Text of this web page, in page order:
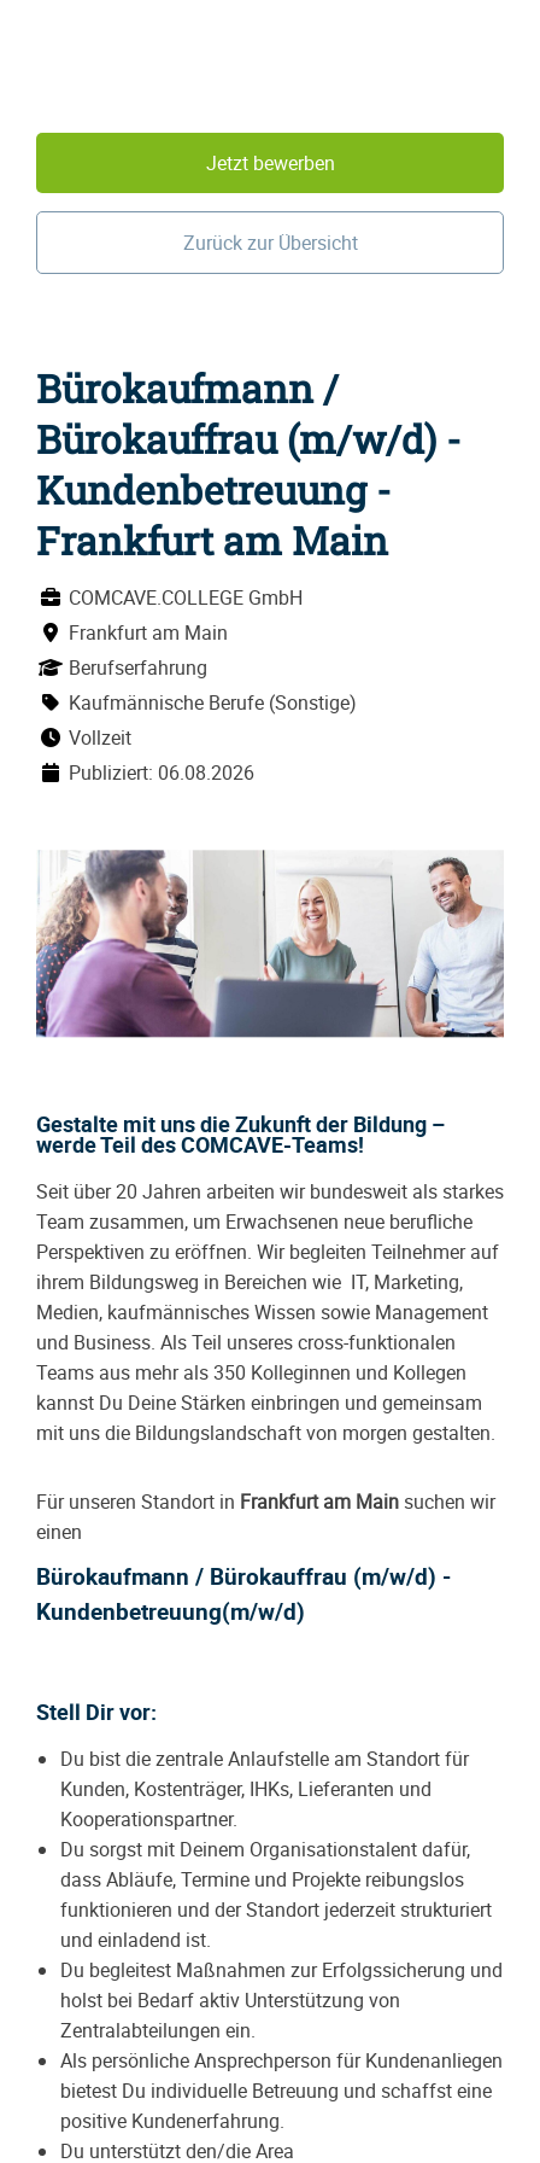
Jetzt bewerben
Zurück zur Übersicht
Bürokaufmann /
Bürokauffrau (m/w/d) -
Kundenbetreuung -
Frankfurt am Main
COMCAVE.COLLEGE GmbH
Frankfurt am Main
Berufserfahrung
Kaufmännische Berufe (Sonstige)
Vollzeit
Publiziert: 06.08.2026
Gestalte mit uns die Zukunft der Bildung –
werde Teil des COMCAVE-Teams!
Seit über 20 Jahren arbeiten wir bundesweit als starkes
Team zusammen, um Erwachsenen neue berufliche
Perspektiven zu eröffnen. Wir begleiten Teilnehmer auf
ihrem Bildungsweg in Bereichen wie IT, Marketing,
Medien, kaufmännisches Wissen sowie Management
und Business. Als Teil unseres cross-funktionalen
Teams aus mehr als 350 Kolleginnen und Kollegen
kannst Du Deine Stärken einbringen und gemeinsam
mit uns die Bildungslandschaft von morgen gestalten.
Für unseren Standort in Frankfurt am Main suchen wir
einen
Bürokaufmann / Bürokauffrau (m/w/d) -
Kundenbetreuung(m/w/d)
Stell Dir vor:
Du bist die zentrale Anlaufstelle am Standort für
Kunden, Kostenträger, IHKs, Lieferanten und
Kooperationspartner.
Du sorgst mit Deinem Organisationstalent dafür,
dass Abläufe, Termine und Projekte reibungslos
funktionieren und der Standort jederzeit strukturiert
und einladend ist.
Du begleitest Maßnahmen zur Erfolgssicherung und
holst bei Bedarf aktiv Unterstützung von
Zentralabteilungen ein.
Als persönliche Ansprechperson für Kundenanliegen
bietest Du individuelle Betreuung und schaffst eine
positive Kundenerfahrung.
Du unterstützt den/die Area